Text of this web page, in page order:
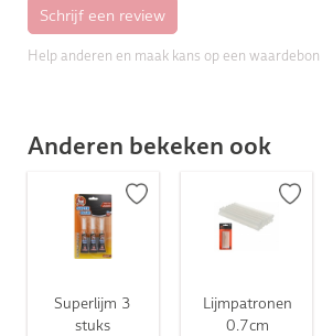
Help anderen en maak kans op een waardebon
Anderen bekeken ook
Superlijm 3
stuks
Lijmpatronen
0.7cm